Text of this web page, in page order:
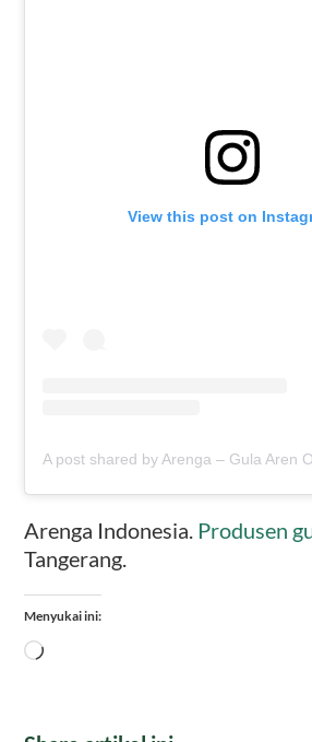
View this post on
Arenga Indonesia. Produsen
Tangerang.
Menyukai ini:
Memuat...